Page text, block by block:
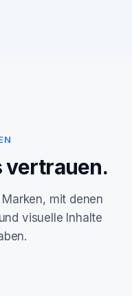
vertrauen.
mit denen
visuelle Inhalte